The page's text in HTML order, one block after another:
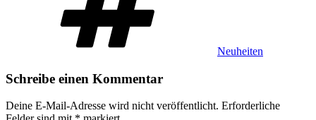
Neuheiten
Schreibe einen Kommentar
Deine E-Mail-Adresse wird nicht veröffentlicht. Erforderliche